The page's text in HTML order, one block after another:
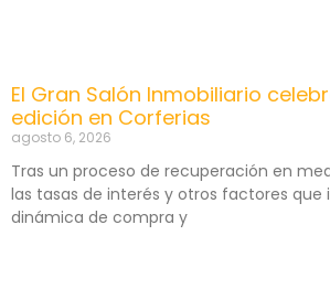
El Gran Salón Inmobiliario
edición en Corferias
agosto 6, 2026
Tras un proceso de recuperación en
las tasas de interés y otros factores que
dinámica de compra y